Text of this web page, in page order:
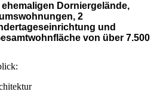
ehemaligen Dorniergelände,
2
und
von über 7.500